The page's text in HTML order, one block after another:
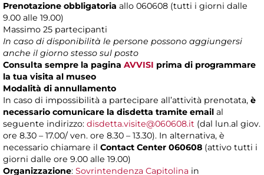
Prenotazione obbligatoria allo 060608 (tutti i giorni dalle
9.00 alle 19.00)
Massimo 25 partecipanti
In caso di disponibilità le persone possono aggiungersi
anche il giorno stesso sul posto
Consulta sempre la pagina AVVISI prima di programmare
la tua visita al museo
Modalità di annullamento
In caso di impossibilità a partecipare all’attività prenotata, è
necessario comunicare la disdetta tramite email al
seguente indirizzo: disdetta.visite@060608.it (dal lun.al giov.
ore 8.30 – 17.00/ ven. ore 8.30 – 13.30). In alternativa, è
necessario chiamare il Contact Center 060608 (attivo tutti i
giorni dalle ore 9.00 alle 19.00)
Organizzazione: Sovrintendenza Capitolina in